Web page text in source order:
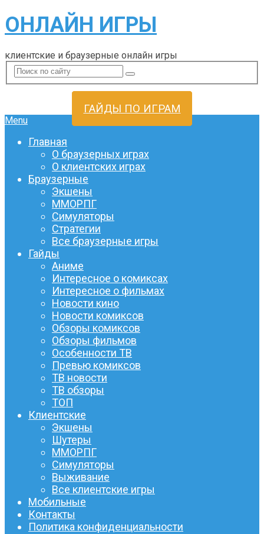
ОНЛАЙН ИГРЫ
клиентские и браузерные онлайн игры
ГАЙДЫ ПО ИГРАМ
Menu
Главная
О браузерных играх
О клиентских играх
Браузерные
Экшены
ММОРПГ
Симуляторы
Стратегии
Все браузерные игры
Гайды
Аниме
Интересное о комиксах
Интересное о фильмах
Новости кино
Новости комиксов
Обзоры комиксов
Обзоры фильмов
Особенности ТВ
Превью комиксов
ТВ новости
ТВ обзоры
ТОП
Клиентские
Экшены
Шутеры
ММОРПГ
Симуляторы
Выживание
Все клиентские игры
Мобильные
Контакты
Политика конфиденциальности